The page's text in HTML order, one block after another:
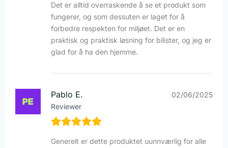
Det er alltid overraskende å se et produkt som
fungerer, og som dessuten er laget for å
forbedre respekten for miljøet. Det er en
praktisk og praktisk løsning for bilister, og jeg er
glad for å ha den hjemme.
Pablo E.
Reviewer
02/06/2025
Generelt er dette produktet uunnværlig for alle